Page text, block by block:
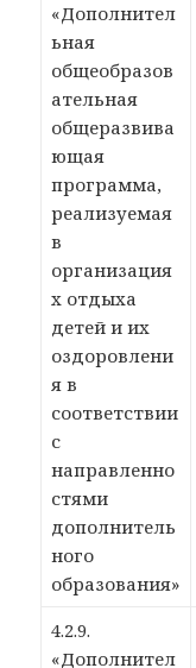
«Дополнител
ьная
общеобразов
ательная
общеразвива
ющая
программа,
реализуемая
в
организация
х отдыха
детей и их
оздоровлени
я в
соответствии
с
направленно
стями
дополнитель
ного
образования»
4.2.9.
«Дополнител